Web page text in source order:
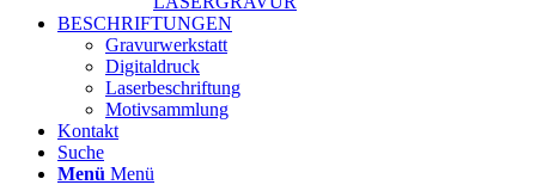
BESCHRIFTUNGEN
Gravurwerkstatt
Digitaldruck
Laserbeschriftung
Motivsammlung
Kontakt
Suche
Menü Menü